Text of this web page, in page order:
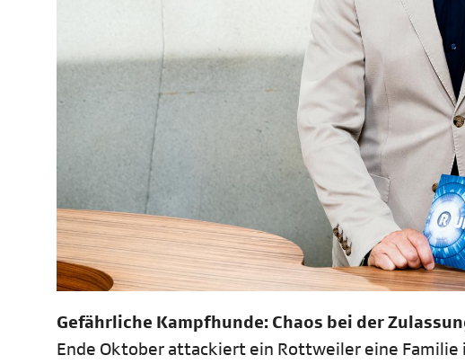
Gefährliche Kampfhunde: Chaos bei der
Ende Oktober attackiert ein Rottweiler eine